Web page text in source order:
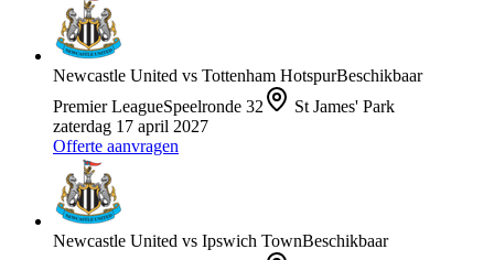
Newcastle United vs Tottenham HotspurBeschikbaar
Premier LeagueSpeelronde 32
St James' Park
zaterdag 17 april 2027
Offerte aanvragen
Newcastle United vs Ipswich TownBeschikbaar